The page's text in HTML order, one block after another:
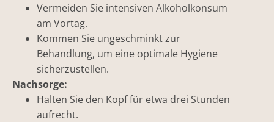
Vermeiden Sie intensiven Alkoholkonsum
am Vortag.
Kommen Sie ungeschminkt zur
Behandlung, um eine optimale Hygiene
sicherzustellen.
Nachsorge:
Halten Sie den Kopf für etwa drei Stunden
aufrecht.